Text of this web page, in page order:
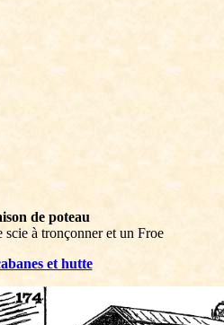
de poteau
à tronçonner et un Froe
et hutte